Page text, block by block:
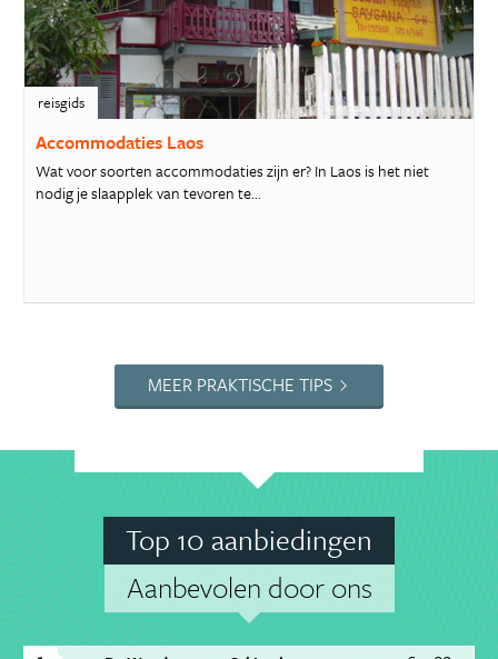
reisgids
Accommodaties Laos
Wat voor soorten accommodaties zijn er? In Laos is het niet
nodig je slaapplek van tevoren te...
MEER PRAKTISCHE TIPS
Top 10 aanbiedingen
Aanbevolen door ons